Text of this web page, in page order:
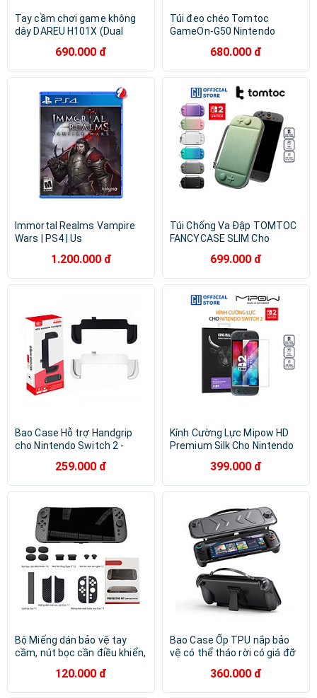
Tay cầm chơi game không
dây DAREU H101X (Dual
Hàng Chính Hãng
690.000 đ
Túi đeo chéo Tomtoc
GameOn-G50 Nintendo
G50S1 - Hàng chính hãng
680.000 đ
Immortal Realms Vampire
Wars | PS4 | Us
1.200.000 đ
Túi Chống Va Đập TOMTOC
FANCYCASE SLIM Cho
Nhẹ Thời Trang Bảo Vệ
Toàn Diện Máy Chơi Game
699.000 đ
Bao Case Hỗ trợ Handgrip
cho Nintendo Switch 2 -
259.000 đ
Kính Cường Lực Mipow HD
Premium Silk Cho Nintendo
Bảo Vệ Khỏi Trầy Xước Cho
Máy Game Hàng Chính Hãng
399.000 đ
Bộ Miếng dán bảo vệ tay
cầm, nút bọc cần điều khiển,
sạc cổng tai nghe cho
Nintendo Switch 2 - Hàng
120.000 đ
Bao Case Ốp TPU nắp bảo
vệ có thể tháo rời có giá đỡ
Nintendo Switch 2 - Hàng
Chính Hãng
360.000 đ